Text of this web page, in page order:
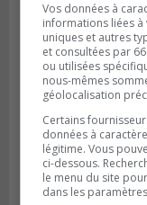
BOUCHERVILLE
Publié le 6 août 2026
Le tube nord
Hippolyte-La
nouvelle
Vos données à
informations liées
uniques et autres
et consultées par
ou utilisées
nous-mêmes
géolocalisation
Certains
données à
légitime. Vous
ci-dessous.
le menu du site
dans les